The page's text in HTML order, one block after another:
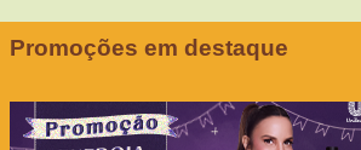
Promoções em destaque